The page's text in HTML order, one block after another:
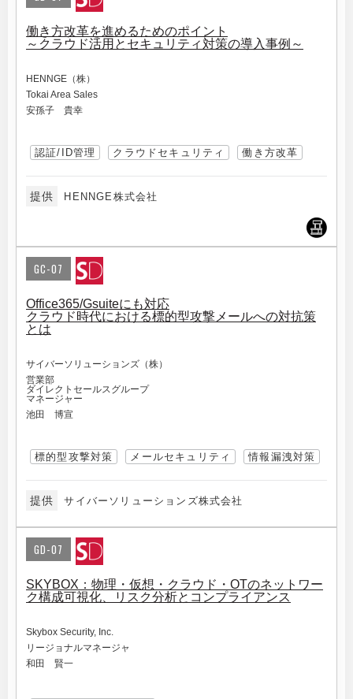
働き方改革を進めるためのポイント
～クラウド活用とセキュリティ対策の導入事例～
HENNGE（株）
Tokai Area Sales
安孫子 貴幸
認証/ID管理 クラウドセキュリティ 働き方改革
提供 HENNGE株式会社
GC-07
Office365/Gsuiteにも対応
クラウド時代における標的型攻撃メールへの対抗策
とは
サイバーソリューションズ（株）
営業部
ダイレクトセールスグループ
マネージャー
池田 博宣
標的型攻撃対策 メールセキュリティ 情報漏洩対策
提供 サイバーソリューションズ株式会社
GD-07
SKYBOX：物理・仮想・クラウド・OTのネットワー
ク構成可視化、リスク分析とコンプライアンス
Skybox Security, Inc.
リージョナルマネージャ
和田 賢一